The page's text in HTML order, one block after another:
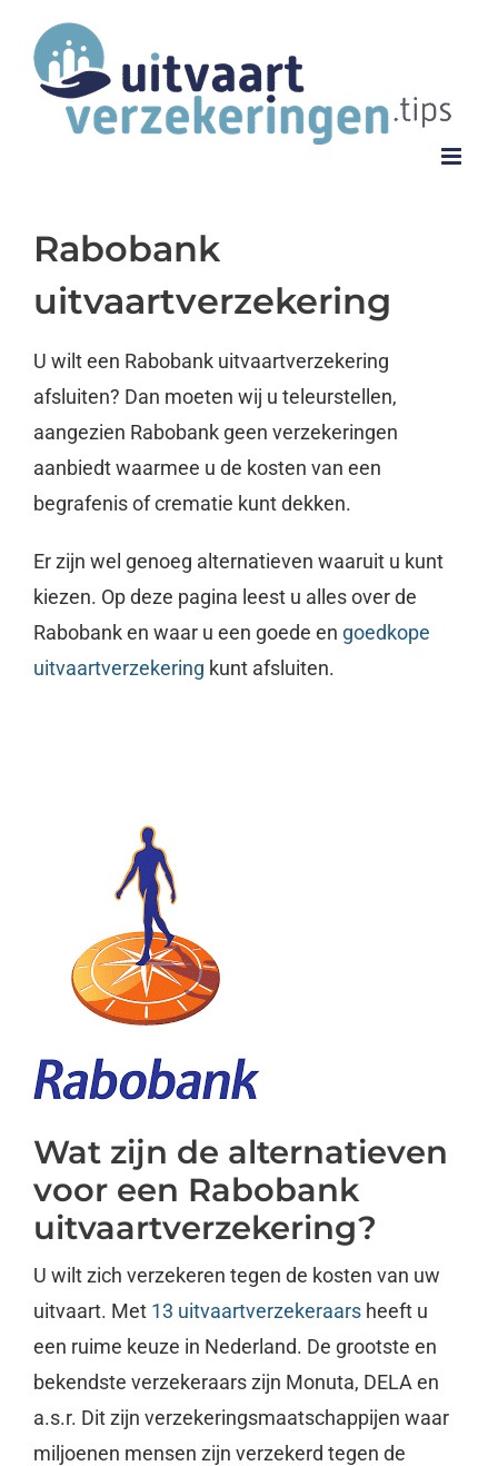
naar
inhoud
Rabobank
uitvaartverzekering
U wilt een Rabobank uitvaartverzekering
afsluiten? Dan moeten wij u teleurstellen,
aangezien Rabobank geen verzekeringen
aanbiedt waarmee u de kosten van een
begrafenis of crematie kunt dekken.
Er zijn wel genoeg alternatieven waaruit u kunt
kiezen. Op deze pagina leest u alles over de
Rabobank en waar u een goede en goedkope
uitvaartverzekering kunt afsluiten.
Wat zijn de alternatieven
voor een Rabobank
uitvaartverzekering?
U wilt zich verzekeren tegen de kosten van uw
uitvaart. Met 13 uitvaartverzekeraarsheeft u
een ruime keuze in Nederland. De grootste en
bekendste verzekeraars zijn Monuta, DELA en
a.s.r. Dit zijn verzekeringsmaatschappijen waar
miljoenen mensen zijn verzekerd tegen de